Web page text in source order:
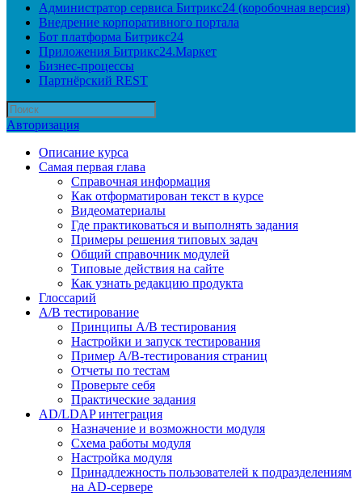
Администратор сервиса Битрикс24 (коробочная версия)
Внедрение корпоративного портала
Бот платформа Битрикс24
Приложения Битрикс24.Маркет
Бизнес-процессы
Партнёрский REST
Авторизация
Описание курса
Самая первая глава
Справочная информация
Как отформатирован текст в курсе
Видеоматериалы
Где практиковаться и выполнять задания
Примеры решения типовых задач
Общий справочник модулей
Типовые действия на сайте
Как узнать редакцию продукта
Глоссарий
A/B тестирование
Принципы A/B тестирования
Настройки и запуск тестирования
Пример A/B-тестирования страниц
Отчеты по тестам
Проверьте себя
Практические задания
AD/LDAP интеграция
Назначение и возможности модуля
Схема работы модуля
Настройка модуля
Принадлежность пользователей к подразделениям
на AD-сервере